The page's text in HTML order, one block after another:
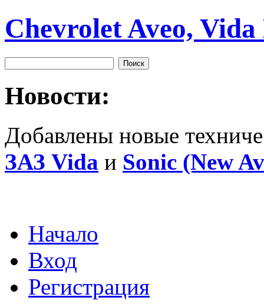
Chevrolet Aveo,
Новости:
Добавлены новые
ЗАЗ Vida и Sonic (New
Начало
Вход
Регистрация